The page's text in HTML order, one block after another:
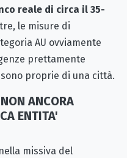
reale di circa il 35-
le misure di
AU ovviamente
prettamente
proprie di una città.
ANCORA
ENTITA'
missiva del